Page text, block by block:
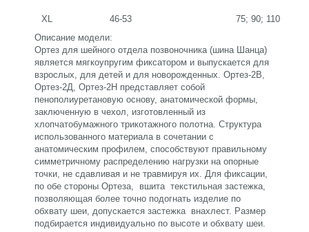
XL 46-53
75; 90; 110
Описание модели:
Ортез для шейного отдела позвоночника (шина Шанца)
является мягкоупругим фиксатором и выпускается для
взрослых, для детей и для новорожденных. Ортез-2В,
Ортез-2Д, Ортез-2Н представляет собой
пенополиуретановую основу, анатомической формы,
заключенную в чехол, изготовленный из
хлопчатобумажного трикотажного полотна. Структура
использованного материала в сочетании с
анатомическим профилем, способствуют правильному
симметричному распределению нагрузки на опорные
точки, не сдавливая и не травмируя их. Для фиксации,
по обе стороны Ортеза, вшита текстильная застежка,
позволяющая более точно подогнать изделие по
обхвату шеи, допускается застежка внахлест. Размер
подбирается индивидуально по высоте и обхвату шеи.